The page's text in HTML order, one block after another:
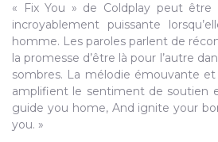
« Fix You » de Coldplay peut être
incroyablement puissante
homme. Les paroles parlent de
la promesse d’être là pour l’autre
sombres. La mélodie émouvante
amplifient le sentiment de soutien
guide you home, And ignite your
you. »